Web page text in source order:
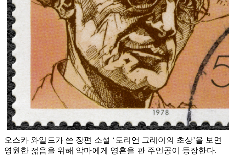
오스카 와일드가 쓴 장편 소설 ‘도리언 그레이의 초상’을 보면
영원한 젊음을 위해 악마에게 영혼을 판 주인공이 등장한다.